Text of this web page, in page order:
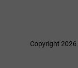
Copyright 2026